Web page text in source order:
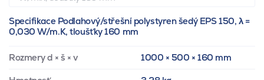
Specifikace Podlahový/střešní polystyren šedý EPS 150, λ =
0,030 W/m.K, tloušťky 160 mm
Rozmery d × š × v 1000 × 500 × 160 mm